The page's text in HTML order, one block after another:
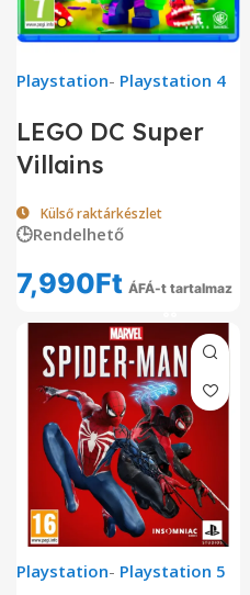
Playstation- Playstation 4
LEGO DC Super
Villains
Külső raktárkészlet
🕒Rendelhető
7,990Ft ÁFÁ-t tartalmaz
Playstation- Playstation 5